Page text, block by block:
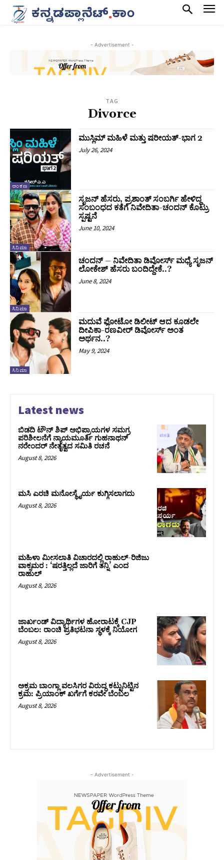
- Advertisement -
TAG
Divorce
ಅಂಕಣ
ಮುಸ್ಲಿಮ್ ಮಹಿಳೆ ಮತ್ತು ಷರೀಯತ್-ಭಾಗ 2
July 26, 2024
ಸಿನಿಮಾ
ಸೃಜನ್ ಹೆಸರು, ಪ್ರಶಾಂತ್ ಸಂಬರ್ಗಿ ಹೇಳಿದ್ದ
ಸಂಬಂಧದ ಕತೆಗೆ ನಿವೇದಿತಾ-ಚಂದನ್ ಕೊಟ್ರು
ಸ್ಪಷ್ಟನೆ
June 10, 2024
ಸಿನಿಮಾ
ಚಂದನ್ – ನಿವೇದಿತಾ ಡಿವೋರ್ಸ್ ಮಧ್ಯೆ ಸೃಜನ್
ಲೋಕೇಶ್ ಹೆಸರು ಬಂದಿದ್ದೇಕೆ..?
June 8, 2024
ಸಿನಿಮಾ
ಮದುವೆ ಫೋಟೋ ಡಿಲೀಟ್ ಆದ ಕೂಡಲೇ
ದೀಪಿಕಾ-ರಣವೀರ್ ಡಿವೋರ್ಸ್ ಅಂತ
ಅರ್ಥನ..?
May 9, 2024
Latest news
ಬಿಡದಿ ಟೌನ್ ಶಿಪ್ ಅಭಿಪ್ರಾಯಗಳ ಸಮಗ್ರ
ಪರಿಶೀಲನೆಗೆ ನ್ಯಾಯಮೂರ್ತಿ ಗುಹನಾಥನ್
ನರೇಂದರ್ ನೇತೃತ್ವದ ಸಮಿತಿ ರಚನೆ
August 8, 2026
ಮಸಿ ಎರಚಿ ಮನೋಸ್ಥೈರ್ಯ ಕುಗ್ಗಿಸಲಾಗದು
August 8, 2026
ಮಹಿಳಾ ಮೀಸಲಾತಿ ವಿಚಾರದಲ್ಲಿ ರಾಹುಲ್‌-ರಿಜಿಜು
ವಾಕ್ಸಮರ : ‘ಷರತ್ತಿಲ್ಲದೆ ಜಾರಿಗೆ ತನ್ನಿ’ ಎಂದ
ರಾಹುಲ್‌
August 8, 2026
ಜಾರ್ಖಂಡ್‌ ವಿದ್ಯಾರ್ಥಿಗಳ ಹೋರಾಟಕ್ಕೆ CJP
ಬೆಂಬಲ: ರಾಂಚಿ ಪ್ರತಿಭಟನಾ ಸ್ಥಳಕ್ಕೆ ನಿಯೋಗ
August 8, 2026
ಅಕ್ರಮ ಬಾಂಗ್ಲಾ ವಲಸಿಗರ ವಿರುದ್ಧ ಕಟ್ಟುನಿಟ್ಟಿನ
ಕ್ರಮ: ಪ್ರಿಯಾಂಕ್ ಖರ್ಗೆಗೆ ಕರವೇ ಬೆಂಬಲ
August 8, 2026
- Advertisement -